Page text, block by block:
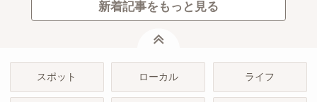
新着記事をもっと見る
スポット ローカル ライフ